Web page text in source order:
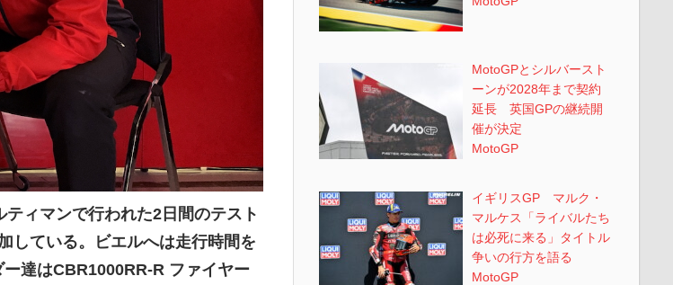
ィマンで行われた2日間のテスト
している。ビエルへは走行時間を
達はCBR1000RR-R ファイヤー
MotoGPとシルバースト
ーンが2028年まで契約
延長 英国GPの継続開
催が決定
MotoGP
イギリスGP マルク・
マルケス「ライバルたち
は必死に来る」タイトル
争いの行方を語る
MotoGP